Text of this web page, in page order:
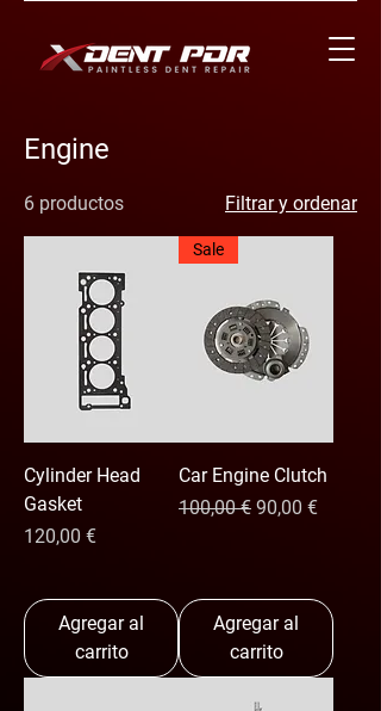
Engine
6 productos Filtrar y ordenar
Cylinder Head
Gasket
Precio
120,00 €
Agregar al
carrito
Sale
Car Engine Clutch
Precio
100,00 € Precio de oferta
90,00 €
Agregar al
carrito